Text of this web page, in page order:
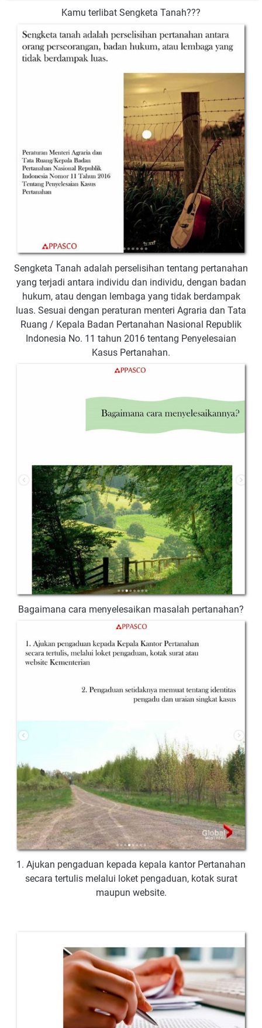
Kamu terlibat Sengketa Tanah???
Sengketa Tanah adalah perselisihan tentang pertanahan
yang terjadi antara individu dan individu, dengan badan
hukum, atau dengan lembaga yang tidak berdampak
luas. Sesuai dengan peraturan menteri Agraria dan Tata
Ruang / Kepala Badan Pertanahan Nasional Republik
Indonesia No. 11 tahun 2016 tentang Penyelesaian
Kasus Pertanahan.
Bagaimana cara menyelesaikan masalah pertanahan?
1. Ajukan pengaduan kepada kepala kantor Pertanahan
secara tertulis melalui loket pengaduan, kotak surat
maupun website.